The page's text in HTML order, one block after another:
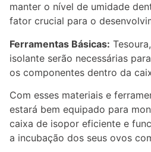
manter o nível de umidade
fator crucial para o
Ferramentas Básicas:
isolante serão necessárias
os componentes dentro da
Com esses materiais e
estará bem equipado para
caixa de isopor eficiente e
a incubação dos seus ovos